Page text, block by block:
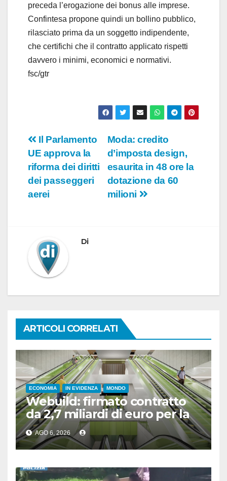
e
o
preceda l’erogazione dei bonus alle imprese.
Confintesa propone quindi un bollino pubblico,
rilasciato prima da un soggetto indipendente,
che certifichi che il contratto applicato rispetti
davvero i minimi, economici e normativi.
fsc/gtr
Navigazione
articoli
Moda: credito
d’imposta design,
esaurita in 48 ore la
dotazione da 60
milioni
Il Parlamento
UE approva la
riforma dei diritti
dei passeggeri
aerei
Di
ARTICOLI CORRELATI
ECONOMIA IN EVIDENZA MONDO
Webuild: firmato contratto
da 2,7 miliardi di euro per la
nuova metropolitana di
Toronto
AGO 6, 2026